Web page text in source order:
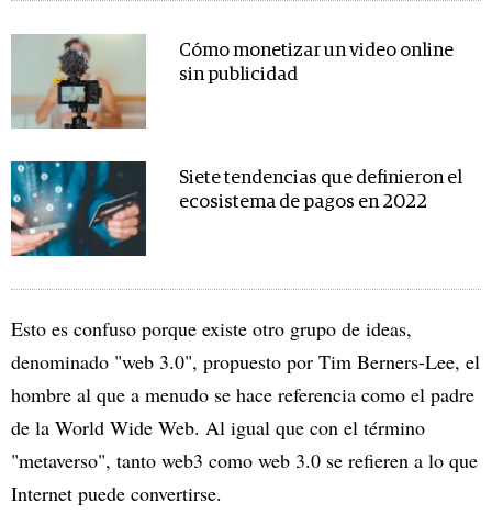
Cómo monetizar un video online
sin publicidad
Siete tendencias que definieron el
ecosistema de pagos en 2022
Esto es confuso porque existe otro grupo de ideas,
denominado "web 3.0", propuesto por Tim Berners-Lee, el
hombre al que a menudo se hace referencia como el padre
de la World Wide Web. Al igual que con el término
"metaverso", tanto web3 como web 3.0 se refieren a lo que
Internet puede convertirse.